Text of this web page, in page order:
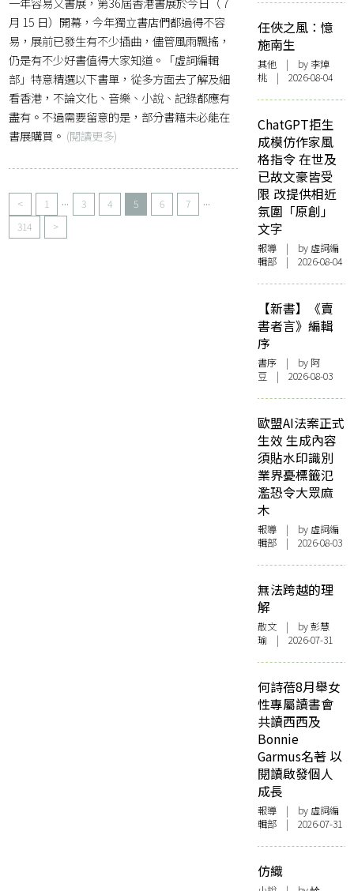
月 15 日）開幕，今年獨立書店們都過得不容
易，展前已發生有不少插曲，儘管風雨飄搖，
仍是有不少好書值得大家知道。「虛詞編輯
部」特意精選以下書單，從多方面去了解及細
看香港，不論文化、音樂、小說、記錄都應有
盡有。不過需要留意的是，部分書籍未必能在
書展購買。 (閱讀更多)
< 1 ... 3 4 5 6 7 ...
314 >
任俠之風：憶
施南生
其他 | by 李焯
桃 | 2026-08-04
ChatGPT拒生
成模仿作家風
格指令 在世及
已故文豪皆受
限 改提供相近
氛圍「原創」
文字
報導 | by 虛詞編
輯部 | 2026-08-04
【新書】《賣
書者言》編輯
序
書序 | by 阿
豆 | 2026-08-03
歐盟AI法案正式
生效 生成內容
須貼水印識別
業界憂標籤氾
濫恐令大眾麻
木
報導 | by 虛詞編
輯部 | 2026-08-03
無法跨越的理
解
散文 | by 彭慧
瑜 | 2026-07-31
何詩蓓8月舉女
性專屬讀書會
共讀西西及
Bonnie
Garmus名著 以
閱讀啟發個人
成長
報導 | by 虛詞編
輯部 | 2026-07-31
仿織